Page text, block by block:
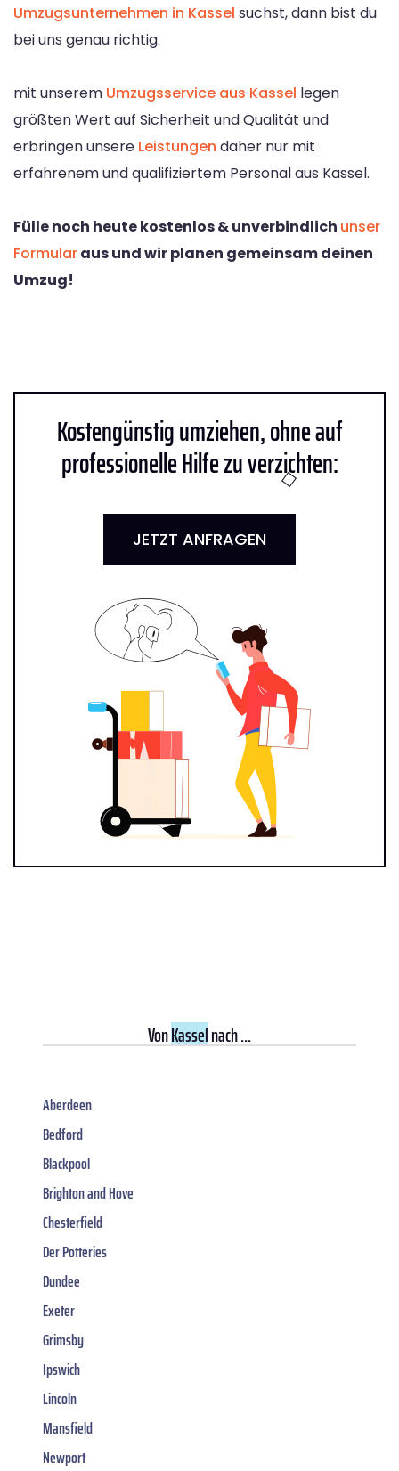
Umzugsunternehmen in Kassel suchst, dann bist du
bei uns genau richtig.
mit unserem Umzugsservice aus Kassel legen
größten Wert auf Sicherheit und Qualität und
erbringen unsere Leistungen daher nur mit
erfahrenem und qualifiziertem Personal aus Kassel.
Fülle noch heute kostenlos & unverbindlich unser
Formularaus und wir planen gemeinsam deinen
Umzug!
Kostengünstig umziehen, ohne auf
professionelle Hilfe zu verzichten:
JETZT ANFRAGEN
VonKasselnach ...
Aberdeen
Bedford
Blackpool
Brighton and Hove
Chesterfield
Der Potteries
Dundee
Exeter
Grimsby
Ipswich
Lincoln
Mansfield
Newport